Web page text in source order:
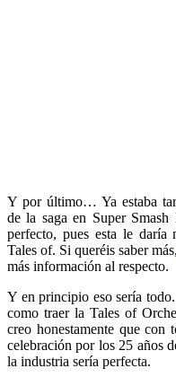
Y por último… Ya estaba
de la saga en Super
perfecto, pues esta le daría
Tales of. Si queréis saber más,
más información al respecto.
Y en principio eso sería
como traer la Tales of
creo honestamente que con
celebración por los 25 años
la industria sería perfecta.